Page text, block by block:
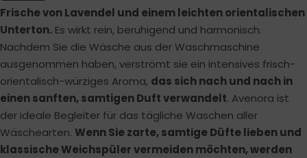
Frische von Lavendel und einem leichten orientalischen
Unterton. Es wirkt rein, beruhigend und harmonisch.
Nachdem Sie die Wäsche aus der Waschmaschine
ausgenommen haben, verströmt sie ein intensives frisch-
orientalisch-würziges Aroma, das sich nach und nach in
einen sanften, samtigen Duft verwandelt. Avenora ist
der ideale Begleiter für das tägliche Waschen aller
Wäschearten. Wenn Sie zarte, samtige Düfte lieben und
klassische Weichspüler vermeiden möchten, werden